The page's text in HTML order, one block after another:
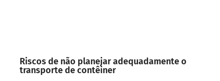
Riscos de não planejar adequadamente o
transporte de contêiner